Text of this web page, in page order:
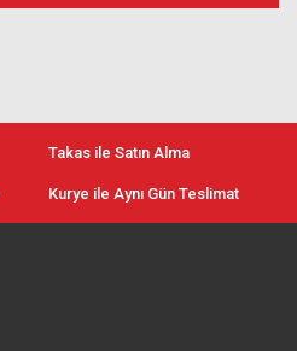
Takas ile Satın Alma
Kurye ile Aynı Gün Teslimat